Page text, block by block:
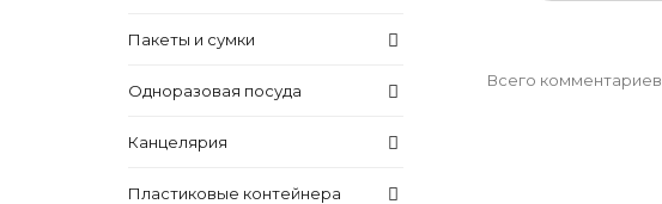
Всего комментариев
Пакеты и сумки
Одноразовая посуда
Канцелярия
Пластиковые контейнера